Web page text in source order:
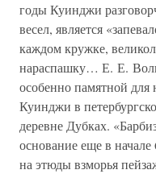
годы Куинджи
весел, является
каждом кружке,
нараспашку… Е. Е.
особенно памятной для
Куинджи в
деревне Дубках.
основание еще в
на этюды взморья